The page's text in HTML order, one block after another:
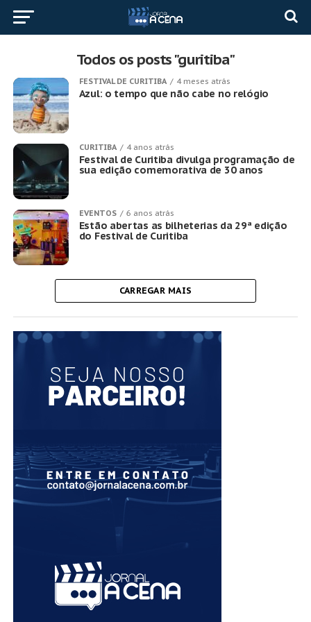
Todos os posts "guritiba"
FESTIVAL DE CURITIBA 4 meses atrás
Azul: o tempo que não cabe no relógio
CURITIBA 4 anos atrás
Festival de Curitiba divulga programação de
sua edição comemorativa de 30 anos
EVENTOS 6 anos atrás
Estão abertas as bilheterias da 29ª edição
do Festival de Curitiba
CARREGAR MAIS